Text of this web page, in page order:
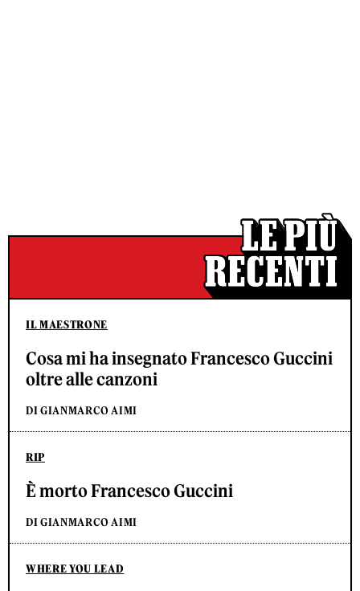
IL MAESTRONE
Cosa mi ha insegnato Francesco Guccini
oltre alle canzoni
DI GIANMARCO AIMI
RIP
È morto Francesco Guccini
DI GIANMARCO AIMI
WHERE YOU LEAD